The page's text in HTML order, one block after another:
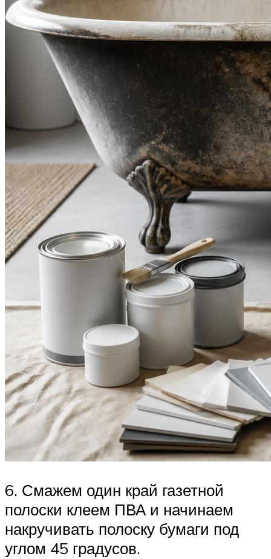
6. Смажем один край газетной
полоски клеем ПВА и начинаем
накручивать полоску бумаги под
углом 45 градусов.